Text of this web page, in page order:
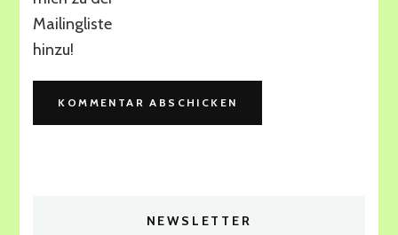
Mailingliste
hinzu!
NEWSLETTER